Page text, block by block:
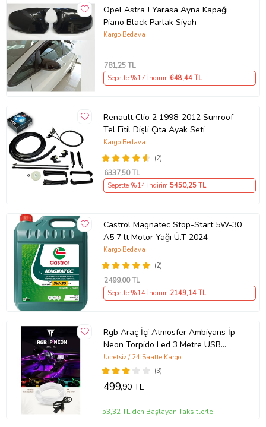
Güvenli Teslimat
Siparişleriniz darbe emici özel ambalajlarla, kargoda zarar
görmeyecek şekilde paketlenerek tarafınıza ulaştırılır. %100
Müşteri memnuniyeti garantisiyle.
Ürün Kodu:kcm109058
Opel Astra J Yarasa Ayna Kapağı
Piano Black Parlak Siyah
Kargo Bedava
781,25 TL
Sepette %17 İndirim 648,44 TL
Renault Clio 2 1998-2012 Sunroof
Tel Fitil Dişli Çıta Ayak Seti
(2)
Kargo Bedava
6337,50 TL
Sepette %14 İndirim 5450,25 TL
Castrol Magnatec Stop-Start 5W-30
A5 7 lt Motor Yağı Ü.T 2024
(2)
Kargo Bedava
2499,00 TL
Sepette %14 İndirim 2149,14 TL
Rgb Araç İçi Atmosfer Ambiyans İp
Neon Torpido Led 3 Metre USB
Girişli
(3)
Ücretsiz / 24 Saatte Kargo
499,90 TL
53,32 TL'den Başlayan Taksitlerle